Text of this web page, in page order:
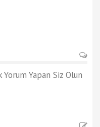
Yorum Yapan Siz Olun